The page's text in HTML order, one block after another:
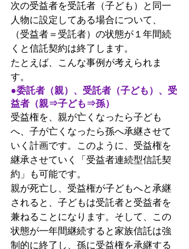
次の受益者を受託者（子ども）と同一
人物に設定してある場合について、
（受益者＝受託者）の状態が１年間続
くと信託契約は終了します。
たとえば、こんな事例が考えられま
す。
●委託者（親）、受託者（子ども）、受
益者（親⇒子ども⇒孫）
受益権を、親が亡くなったら子ども
へ、子が亡くなったら孫へ承継させて
いく計画です。このように、受益権を
継承させていく「受益者連続型信託契
約」も可能です。
親が死亡し、受益権が子どもへと承継
されると、子どもは受託者と受益者を
兼ねることになります。そして、この
状態が一年間継続すると家族信託は強
制的に終了し、孫に受益権を承継する